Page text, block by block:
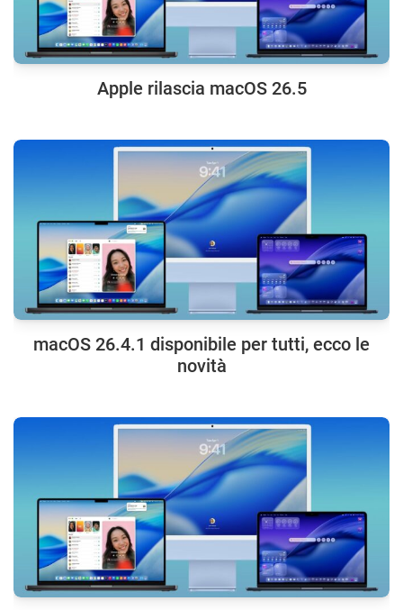
Apple rilascia macOS 26.5
macOS 26.4.1 disponibile per tutti, ecco le
novità